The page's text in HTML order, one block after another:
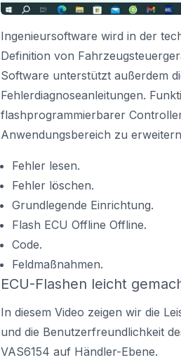
Ingenieursoftware wird in der
Definition von
Software unterstützt außerdem
Fehlerdiagnoseanleitungen.
flashprogrammierbarer
Anwendungsbereich zu
Fehler lesen.
Fehler löschen.
Grundlegende Einrichtung.
Flash ECU Offline Offline.
Code.
Feldmaßnahmen.
ECU-Flashen leicht
In diesem Video zeigen wir die
und die Benutzerfreundlichkeit
VAS6154 auf Händler-Ebene.